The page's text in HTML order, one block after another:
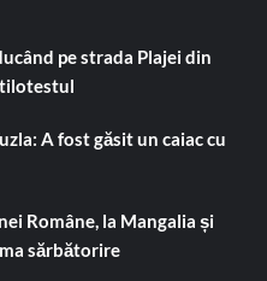
pe strada Plajei din
A fost găsit un caiac cu
Române, la Mangalia și
sărbătorire